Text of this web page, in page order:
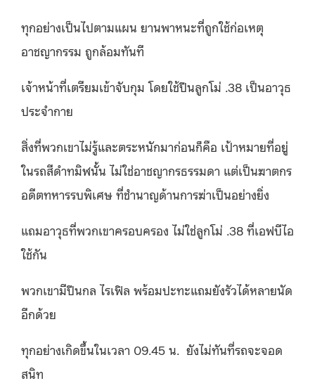
ทุกอย่างเป็นไปตามแผน ยานพาหนะที่ถูกใช้ก่อเหตุ
อาชญากรรม ถูกล้อมทันที
เจ้าหน้าที่เตรียมเข้าจับกุม โดยใช้ปืนลูกโม่ .38 เป็นอาวุธ
ประจำกาย
สิ่งที่พวกเขาไม่รู้และตระหนักมาก่อนก็คือ เป้าหมายที่อยู่
ในรถสีดำทมิฬนั้น ไม่ใช่อาชญากรธรรมดา แต่เป็นฆาตกร
อดีตทหารรบพิเศษ ที่ชำนาญด้านการฆ่าเป็นอย่างยิ่ง
แถมอาวุธที่พวกเขาครอบครอง ไม่ใช่ลูกโม่ .38 ที่เอฟบีไอ
ใช้กัน
พวกเขามีปืนกล ไรเฟิล พร้อมปะทะแถมยังรัวได้หลายนัด
อีกด้วย
ทุกอย่างเกิดขึ้นในเวลา 09.45 น. ยังไม่ทันที่รถจะจอด
สนิท